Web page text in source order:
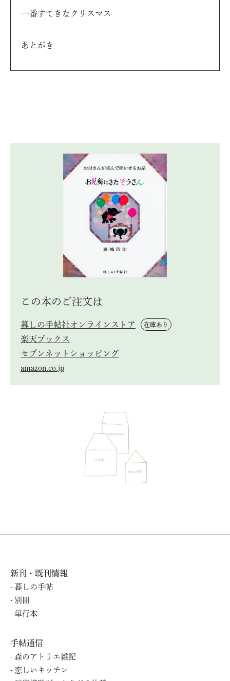
一番すてきなクリスマス
あとがき
この本のご注⽂は
暮しの手帖社オンラインストア 在庫あり
楽天ブックス
セブンネットショッピング
amazon.co.jp
新刊・既刊情報
暮しの⼿帖
別冊
単⾏本
手帖通信
森のアトリエ雑記
恋しいキッチン